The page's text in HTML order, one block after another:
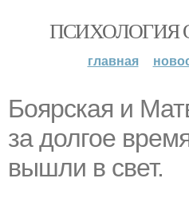
главная
Боярская и
за долгое
вышли в свет.